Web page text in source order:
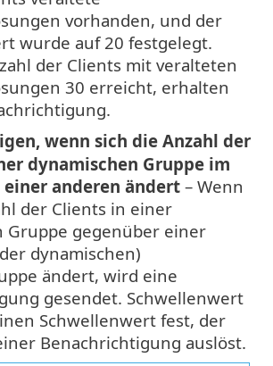
vorhanden, und der
wurde auf 20 festgelegt.
der Clients mit veralteten
30 erreicht, erhalten
wenn sich die Anzahl der
dynamischen Gruppe im
einer anderen ändert – Wenn
der Clients in einer
Gruppe gegenüber einer
dynamischen)
ändert, wird eine
gesendet. Schwellenwert
Schwellenwert fest, der
Benachrichtigung auslöst.